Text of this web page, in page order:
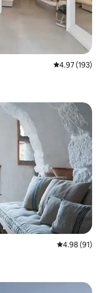
レビュー193
4.97 (193)
レビュー91
4.98 (91)